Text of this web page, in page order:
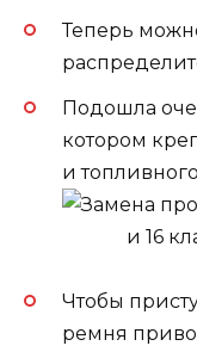
Теперь
Подошла
котором
и
Чтобы
ремня